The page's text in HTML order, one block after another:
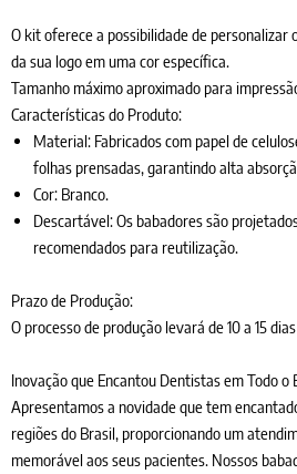
O kit oferece a possibilidade de personalizar
da sua logo em uma cor específica.
Tamanho máximo aproximado para
Características do Produto:
Material: Fabricados com papel de
folhas prensadas, garantindo alta
Cor: Branco.
Descartável: Os babadores são
recomendados para reutilização.
Prazo de Produção:
O processo de produção levará de 10 a 15
Inovação que Encantou Dentistas em Todo o
Apresentamos a novidade que tem
regiões do Brasil, proporcionando um
memorável aos seus pacientes. Nossos